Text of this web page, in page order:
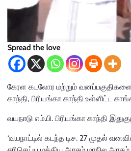
Spread the love
கேரள கடலோர மற்றும்
காந்தி, பிரியங்கா காந்தி உள்ளிட்ட
வயநாடு எம்.பி. பிரியங்கா காந்தி
‘வயநாட்டில் கடந்த டிச. 27 முதல்